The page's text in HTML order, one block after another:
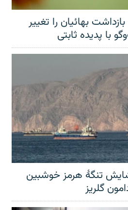
بهائیان را تغییر
با پدیده ثابتی
تنگهٔ هرمز خوشبین
گلریز